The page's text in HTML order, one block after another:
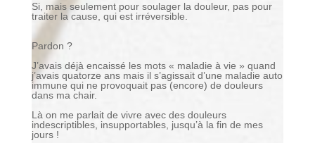
Si, mais seulement pour soulager la douleur, pas pour
traiter la cause, qui est irréversible.
Pardon ?
J’avais déjà encaissé les mots « maladie à vie » quand
j’avais quatorze ans mais il s’agissait d’une maladie auto
immune qui ne provoquait pas (encore) de douleurs
dans ma chair.
Là on me parlait de vivre avec des douleurs
indescriptibles, insupportables, jusqu’à la fin de mes
jours !